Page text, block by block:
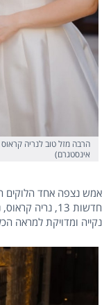
אינסטגרם)
אמש נצפה אחד הלוקים
חדשות 13, נריה
נקייה ומדויקת למראה